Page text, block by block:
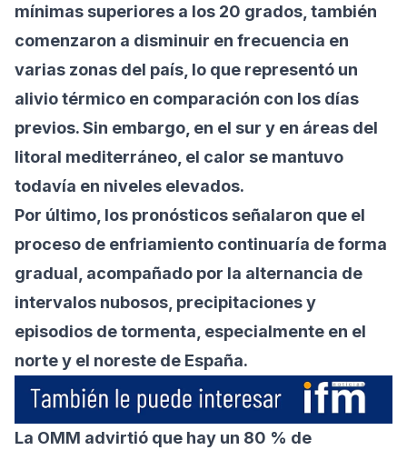
mínimas superiores a los 20 grados, también
comenzaron a disminuir en frecuencia en
varias zonas del país, lo que representó un
alivio térmico en comparación con los días
previos. Sin embargo, en el sur y en áreas del
litoral mediterráneo, el calor se mantuvo
todavía en niveles elevados.
Por último, los pronósticos señalaron que el
proceso de enfriamiento continuaría de forma
gradual, acompañado por la alternancia de
intervalos nubosos, precipitaciones y
episodios de tormenta, especialmente en el
norte y el noreste de España.
La OMM advirtió que hay un 80 % de